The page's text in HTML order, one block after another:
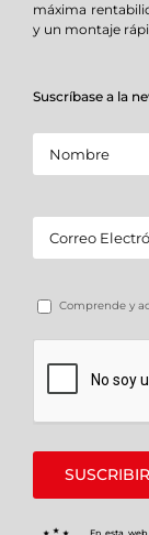
máxima
y un montaje
Suscríbase a la
Comprende y